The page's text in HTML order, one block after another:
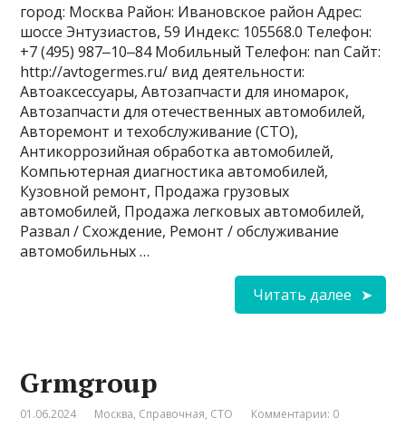
город: Москва Район: Ивановское район Адрес:
шоссе Энтузиастов, 59 Индекс: 105568.0 Телефон:
+7 (495) 987‒10‒84 Мобильный Телефон: nan Сайт:
http://avtogermes.ru/ вид деятельности:
Автоаксессуары, Автозапчасти для иномарок,
Автозапчасти для отечественных автомобилей,
Авторемонт и техобслуживание (СТО),
Антикоррозийная обработка автомобилей,
Компьютерная диагностика автомобилей,
Кузовной ремонт, Продажа грузовых
автомобилей, Продажа легковых автомобилей,
Развал / Схождение, Ремонт / обслуживание
автомобильных …
Читать далее
Grmgroup
01.06.2024 Москва, Справочная, СТО Комментарии: 0